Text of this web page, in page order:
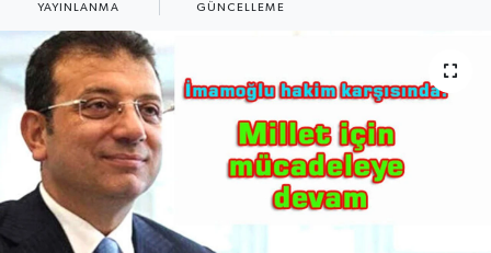
YAYINLANMA GÜNCELLEME